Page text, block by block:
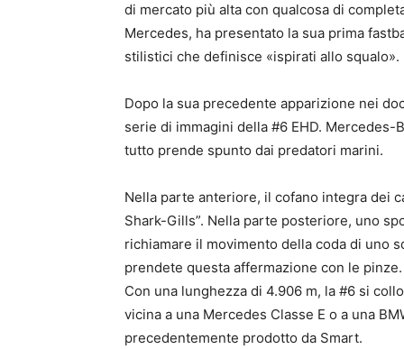
di mercato più alta con qualcosa di
Mercedes, ha presentato la sua prima
stilistici che definisce «ispirati allo squalo».
Dopo la sua precedente apparizione nei
serie di immagini della #6 EHD.
tutto prende spunto dai predatori marini.
Nella parte anteriore, il cofano integra dei
Shark-Gills”. Nella parte posteriore, uno
richiamare il movimento della coda di uno
prendete questa affermazione con le pinze.
Con una lunghezza di 4.906 m, la #6 si
vicina a una Mercedes Classe E o a una
precedentemente prodotto da Smart.